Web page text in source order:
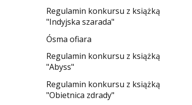
Regulamin konkursu z książką
"Indyjska szarada"
Ósma ofiara
Regulamin konkursu z książką
"Abyss"
Regulamin konkursu z książką
"Obietnica zdrady"